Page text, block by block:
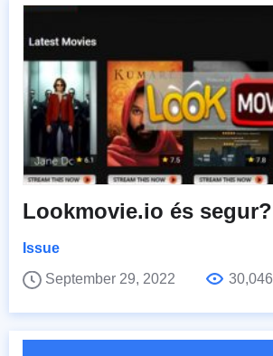
Lookmovie.io és segur?
Issue
September 29, 2022
30,046